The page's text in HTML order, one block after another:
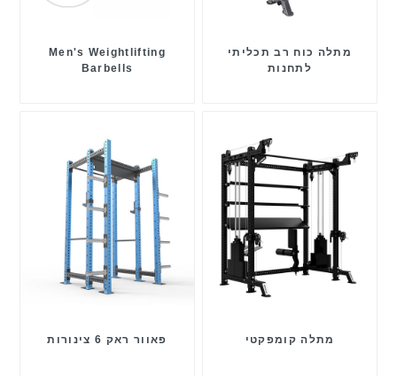
Men's Weightlifting
Barbells
מתלה כוח רב תכליתי
לתחנות
פאוור ראק 6 צינורות מתלה קומפקטי